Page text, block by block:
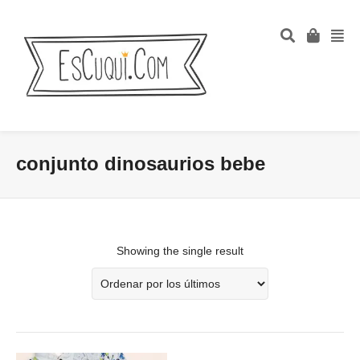
conjunto dinosaurios bebe
Showing the single result